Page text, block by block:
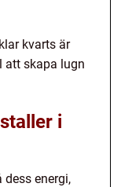
kvarts är
att skapa lugn
i
dess energi,